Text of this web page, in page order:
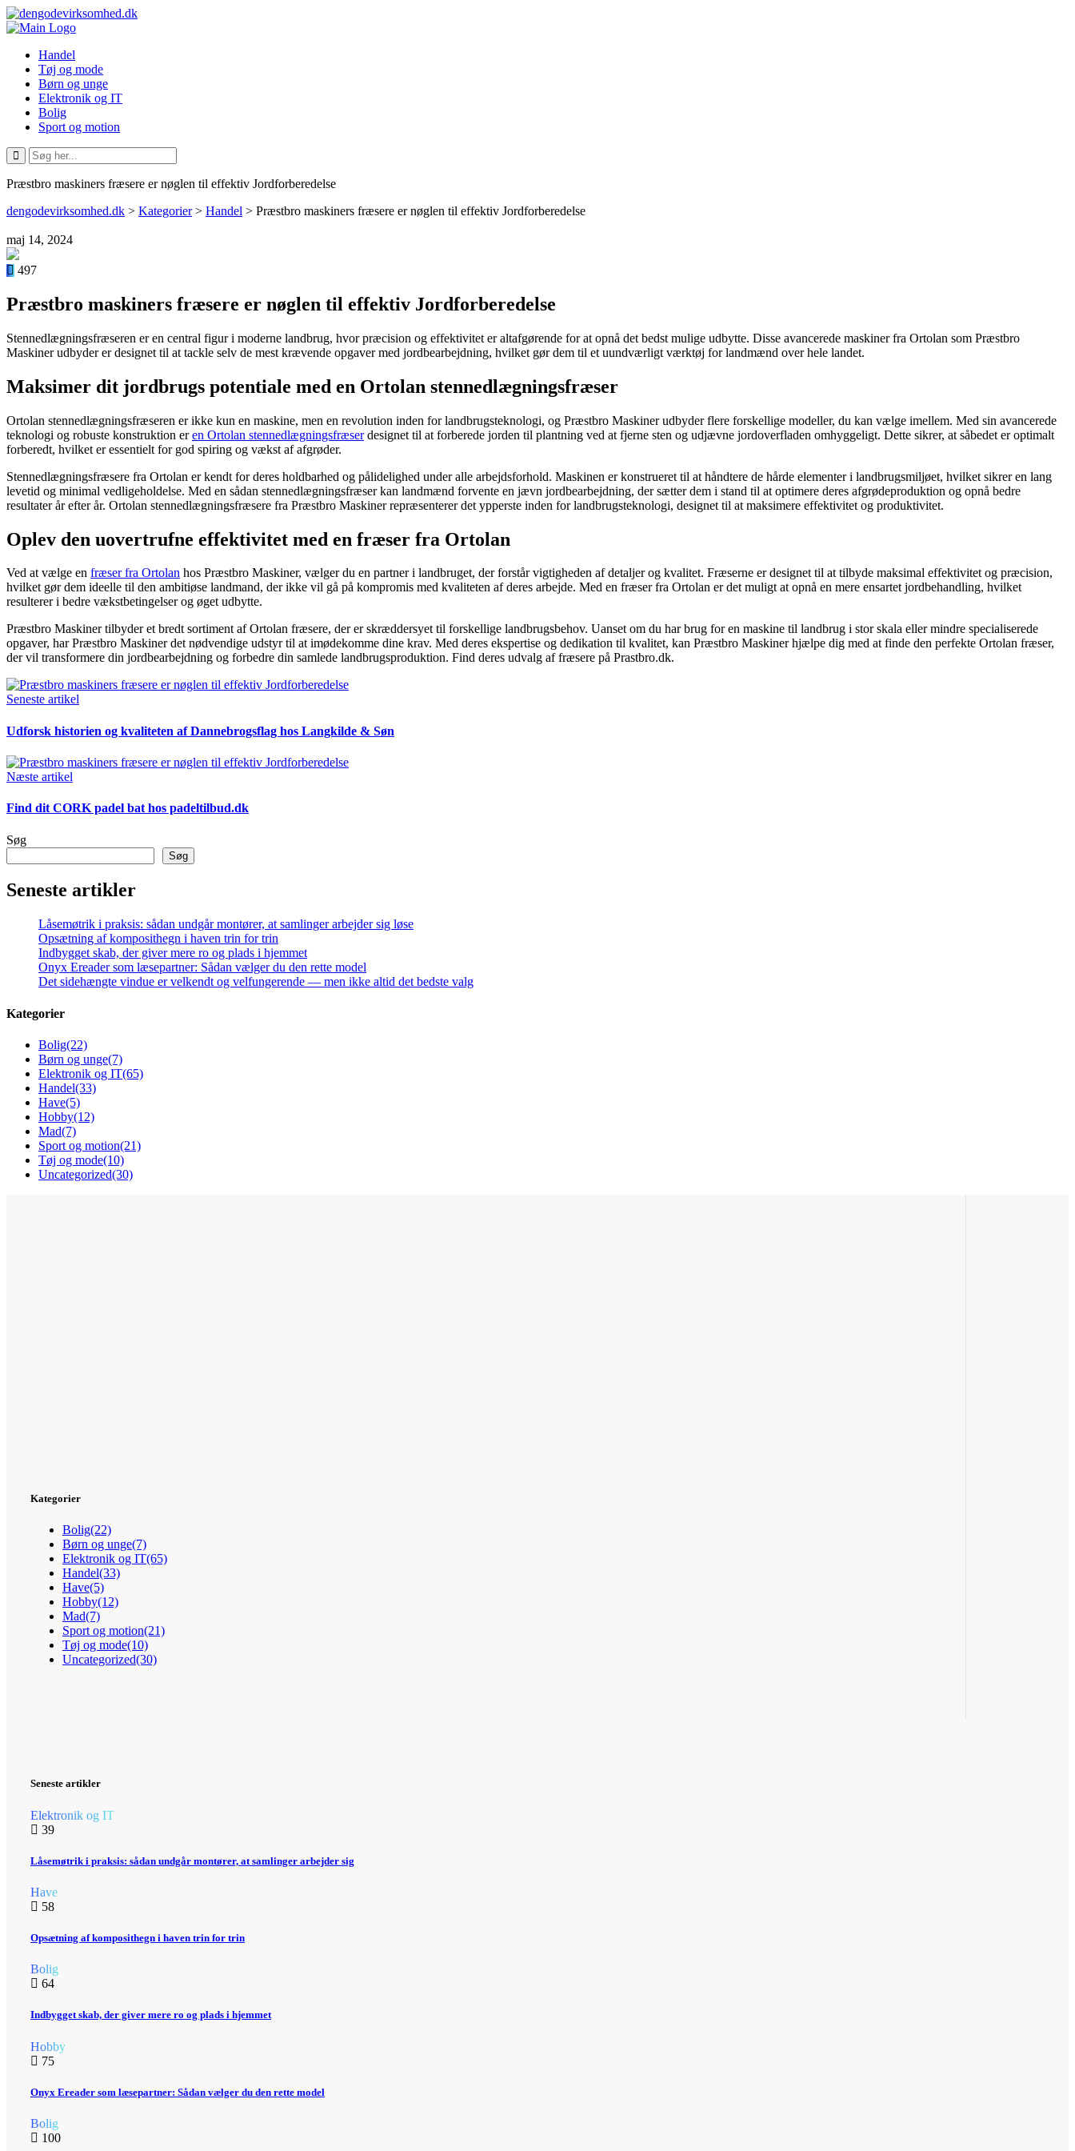
Handel
Tøj og mode
Børn og unge
Elektronik og IT
Bolig
Sport og motion
Præstbro maskiners fræsere er nøglen til effektiv Jordforberedelse
dengodevirksomhed.dk > Kategorier> Handel > Præstbro maskiners fræsere er nøglen til effektiv Jordforberedelse
maj 14, 2024
497
Præstbro maskiners fræsere er nøglen til effektiv Jordforberedelse
Stennedlægningsfræseren er en central figur i moderne landbrug, hvor præcision og effektivitet er altafgørende for at opnå det bedst mulige udbytte. Disse avancerede maskiner fra Ortolan som Præstbro
Maskiner udbyder er designet til at tackle selv de mest krævende opgaver med jordbearbejdning, hvilket gør dem til et uundværligt værktøj for landmænd over hele landet.
Maksimer dit jordbrugs potentiale med en Ortolan stennedlægningsfræser
Ortolan stennedlægningsfræseren er ikke kun en maskine, men en revolution inden for landbrugsteknologi, og Præstbro Maskiner udbyder flere forskellige modeller, du kan vælge imellem. Med sin avancerede
teknologi og robuste konstruktion eren Ortolan stennedlægningsfræserdesignet til at forberede jorden til plantning ved at fjerne sten og udjævne jordoverfladen omhyggeligt. Dette sikrer, at såbedet er optimalt
forberedt, hvilket er essentielt for god spiring og vækst af afgrøder.
Stennedlægningsfræsere fra Ortolan er kendt for deres holdbarhed og pålidelighed under alle arbejdsforhold. Maskinen er konstrueret til at håndtere de hårde elementer i landbrugsmiljøet, hvilket sikrer en lang
levetid og minimal vedligeholdelse. Med en sådan stennedlægningsfræser kan landmænd forvente en jævn jordbearbejdning, der sætter dem i stand til at optimere deres afgrødeproduktion og opnå bedre
resultater år efter år. Ortolan stennedlægningsfræsere fra Præstbro Maskiner repræsenterer det ypperste inden for landbrugsteknologi, designet til at maksimere effektivitet og produktivitet.
Oplev den uovertrufne effektivitet med en fræser fra Ortolan
Ved at vælge en fræser fra Ortolan hos Præstbro Maskiner, vælger du en partner i landbruget, der forstår vigtigheden af detaljer og kvalitet. Fræserne er designet til at tilbyde maksimal effektivitet og præcision,
hvilket gør dem ideelle til den ambitiøse landmand, der ikke vil gå på kompromis med kvaliteten af deres arbejde. Med en fræser fra Ortolan er det muligt at opnå en mere ensartet jordbehandling, hvilket
resulterer i bedre vækstbetingelser og øget udbytte.
Præstbro Maskiner tilbyder et bredt sortiment af Ortolan fræsere, der er skræddersyet til forskellige landbrugsbehov. Uanset om du har brug for en maskine til landbrug i stor skala eller mindre specialiserede
opgaver, har Præstbro Maskiner det nødvendige udstyr til at imødekomme dine krav. Med deres ekspertise og dedikation til kvalitet, kan Præstbro Maskiner hjælpe dig med at finde den perfekte Ortolan fræser,
der vil transformere din jordbearbejdning og forbedre din samlede landbrugsproduktion. Find deres udvalg af fræsere på Prastbro.dk.
Seneste artikel
Udforsk historien og kvaliteten af Dannebrogsflag hos Langkilde & Søn
Næste artikel
Find dit CORK padel bat hos padeltilbud.dk
Søg
Søg
Seneste artikler
Låsemøtrik i praksis: sådan undgår montører, at samlinger arbejder sig løse
Opsætning af komposithegn i haven trin for trin
Indbygget skab, der giver mere ro og plads i hjemmet
Onyx Ereader som læsepartner: Sådan vælger du den rette model
Det sidehængte vindue er velkendt og velfungerende — men ikke altid det bedste valg
Kategorier
Bolig(22)
Børn og unge(7)
Elektronik og IT(65)
Handel(33)
Have(5)
Hobby(12)
Mad(7)
Sport og motion(21)
Tøj og mode(10)
Uncategorized(30)
Kategorier
Bolig(22)
Børn og unge(7)
Elektronik og IT(65)
Handel(33)
Have(5)
Hobby(12)
Mad(7)
Sport og motion(21)
Tøj og mode(10)
Uncategorized(30)
Seneste artikler
Elektronik og IT
39
Låsemøtrik i praksis: sådan undgår montører, at samlinger arbejder sig
Have
58
Opsætning af komposithegn i haven trin for trin
Bolig
64
Indbygget skab, der giver mere ro og plads i hjemmet
Hobby
75
Onyx Ereader som læsepartner: Sådan vælger du den rette model
Bolig
100